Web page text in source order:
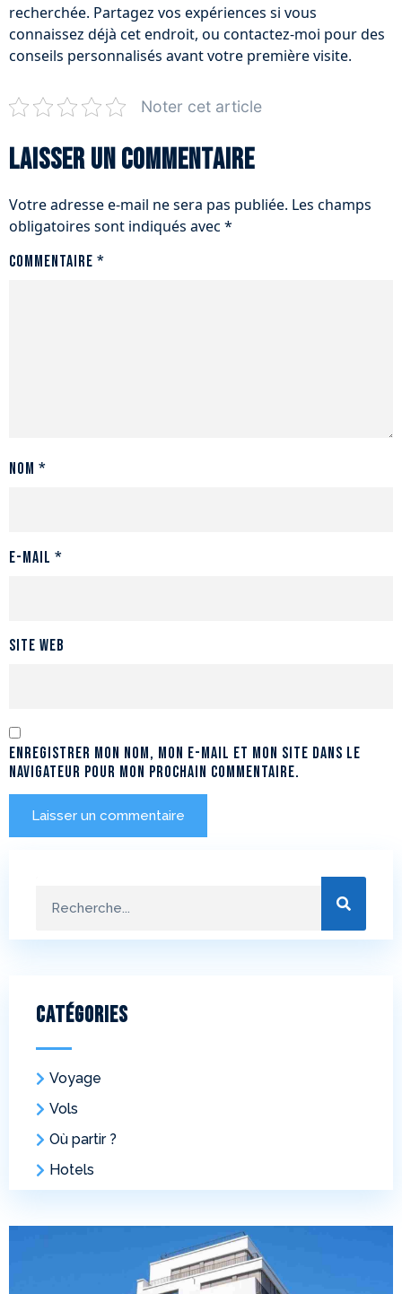
recherchée. Partagez vos expériences si vous
connaissez déjà cet endroit, ou contactez-moi pour des
conseils personnalisés avant votre première visite.
Noter cet article
Laisser un commentaire
Votre adresse e-mail ne sera pas publiée. Les champs
obligatoires sont indiqués avec *
Commentaire *
Nom *
E-mail *
Site web
Enregistrer mon nom, mon e-mail et mon site dans le
navigateur pour mon prochain commentaire.
Catégories
Voyage
Vols
Où partir ?
Hotels